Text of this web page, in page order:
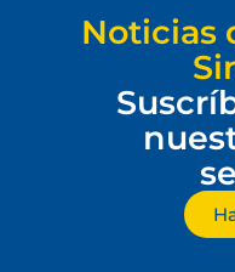
Noticias